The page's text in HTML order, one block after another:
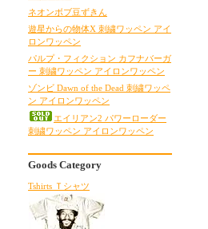
ネオンボブ豆ずきん
遊星からの物体X 刺繍ワッペン アイ
ロンワッペン
パルプ・フィクション カフナバーガ
ー 刺繍ワッペン アイロンワッペン
ゾンビ Dawn of the Dead 刺繍ワッペ
ン アイロンワッペン
エイリアン2 パワーローダー
刺繍ワッペン アイロンワッペン
Goods Category
Tshirts Ｔシャツ